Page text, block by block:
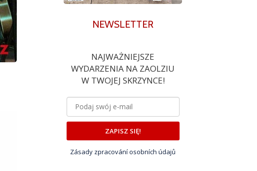
NEWSLETTER
NAJWAŻNIEJSZE
WYDARZENIA NA ZAOLZIU
W TWOJEJ SKRZYNCE!
ZAPISZ SIĘ!
Zásady zpracování osobních údajů